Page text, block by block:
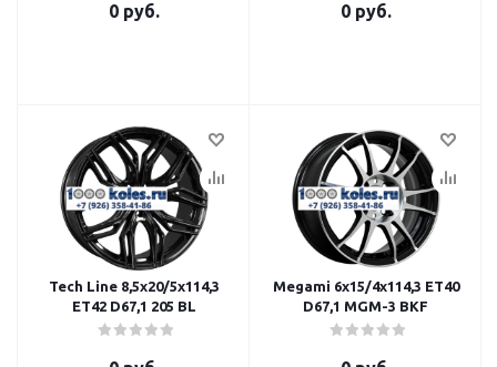
0 руб. 0 руб.
Tech Line 8,5x20/5x114,3
ET42 D67,1 205 BL
Megami 6x15/4x114,3 ET40
D67,1 MGM-3 BKF